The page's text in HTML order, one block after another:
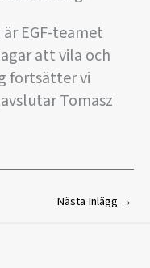
EGF-teamet
att vila och
fortsätter vi
Tomasz
Nästa Inlägg →